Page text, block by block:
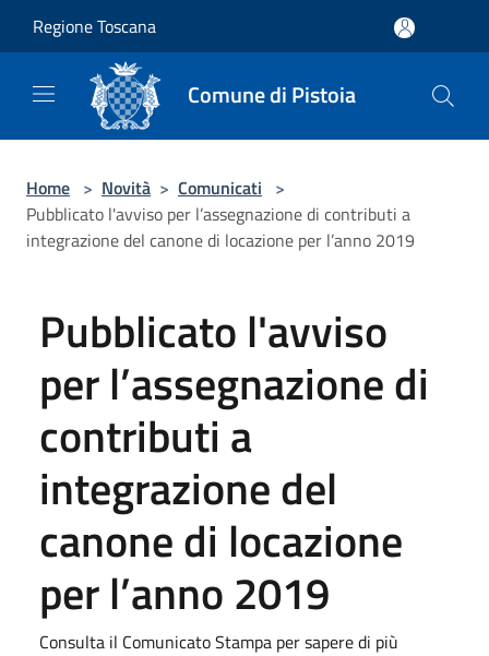
Regione Toscana
Comune di Pistoia
Home > Novità > Comunicati >
Pubblicato l'avviso per l’assegnazione di contributi a
integrazione del canone di locazione per l’anno 2019
Pubblicato l'avviso
per l’assegnazione di
contributi a
integrazione del
canone di locazione
per l’anno 2019
Consulta il Comunicato Stampa per sapere di più